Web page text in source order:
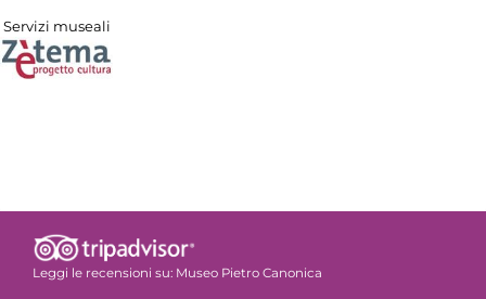
Servizi museali
Leggi le recensioni su: Museo Pietro Canonica